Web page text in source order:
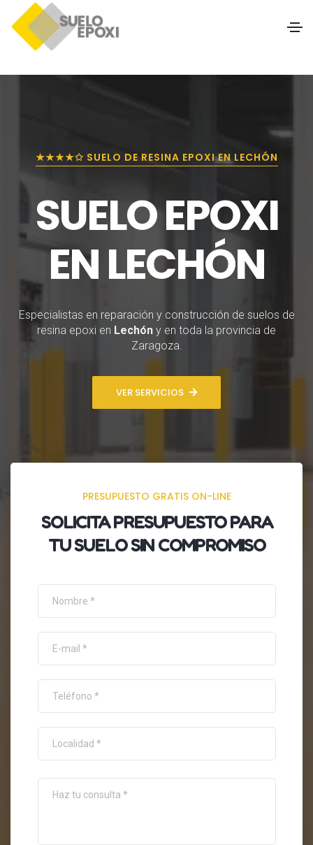
★★★★✩ SUELO DE RESINA EPOXI EN LECHÓN
SUELO EPOXI
EN LECHÓN
Especialistas en reparación y construcción de suelos de
resina epoxi en Lechón y en toda la provincia de
Zaragoza.
VER SERVICIOS
PRESUPUESTO GRATIS ON-LINE
SOLICITAPRESUPUESTOPARA
TU SUELO SIN COMPROMISO